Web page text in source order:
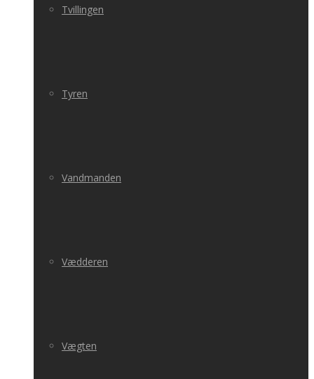
Tvillingen
Tyren
Vandmanden
Vædderen
Vægten